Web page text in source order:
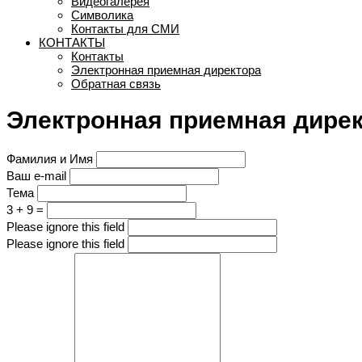
Символика
Контакты для СМИ
КОНТАКТЫ
Контакты
Электронная приемная директора
Обратная связь
Электронная приемная
Фамилия и Имя
Ваш e-mail
Тема
3 + 9 =
Please ignore this field
Please ignore this field